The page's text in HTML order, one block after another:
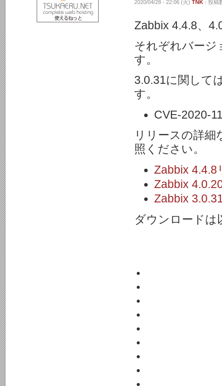
2020/04/28 - 22:06 (火) TNK - 投稿
Zabbix 4.4.8、
それぞれバージ
す。
3.0.31に関して
す。
CVE-2020-
リリースの詳
照ください。
Zabbix 4.4.8
Zabbix
Zabbix
ダウンロードは